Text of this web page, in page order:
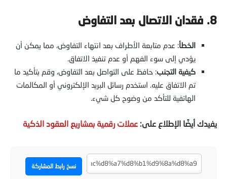
8. فقدان الاتصال بعد التفاوض
الخطأ: عدم متابعة الأطراف بعد انتهاء التفاوض، مما يمكن أن
يؤدي إلى سوء الفهم أو عدم تنفيذ الاتفاق.
كيفية التجنب: حافظ على التواصل بعد التفاوض، وقم بتأكيد ما
تم الاتفاق عليه. استخدم رسائل البريد الإلكتروني أو المكالمات
الهاتفية للتأكد من وضوح كل شيء.
يفيدك أيضًا الإطلاع على: عملات رقمية بمشاريع العقود الذكية
نسخ رابط المشاركة